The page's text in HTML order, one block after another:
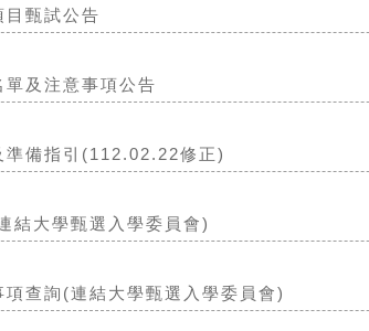
甄試公告
及注意事項公告
準備指引(112.02.22修正)
結大學甄選入學委員會)
查詢(連結大學甄選入學委員會)